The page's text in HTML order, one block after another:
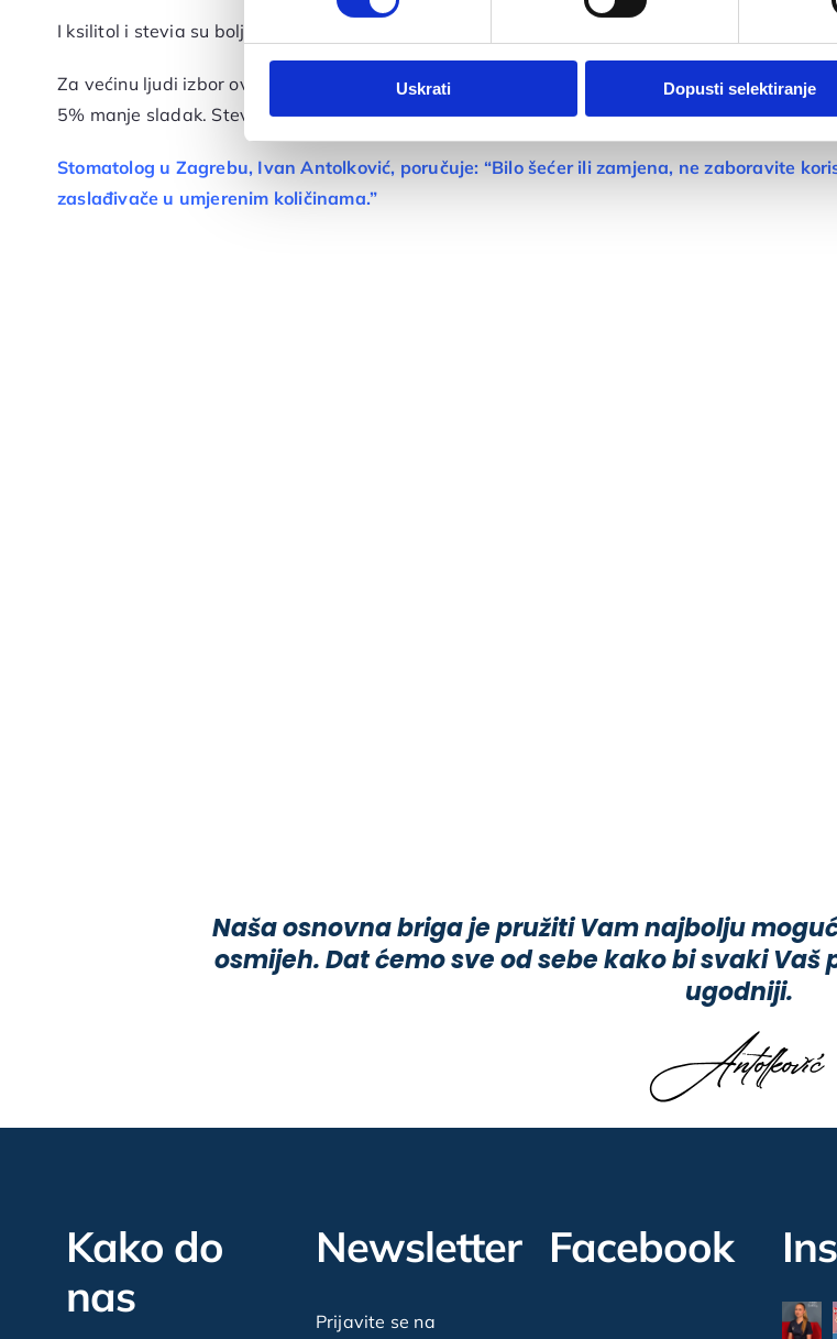
Uskrati Dopusti selektiranje
I ksilitol i stevia su bolji za vaš osmijeh i zdravlje od šećera, a koji odabrati?
Za većinu ljudi izbor ovisi isključivo o izboru okusa. Ksilitol se okusom ne razlikuje od šećera,
5% manje sladak. Stevia, ima nešto intenzivniji okus, što se pojedincima ne sviđa.
Stomatolog u Zagrebu, Ivan Antolković, poručuje: “Bilo šećer ili zamjena, ne zaboravite
zaslađivače u umjerenim količinama.”
Naša osnovna briga je pružiti Vam najbolju
osmijeh. Dat ćemo sve od sebe kako bi svaki
ugodniji.
Kako do
nas
Newsletter
Prijavite se na
Facebook